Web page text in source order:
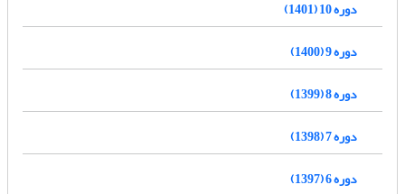
دوره 10 (1401)
دوره 9 (1400)
دوره 8 (1399)
دوره 7 (1398)
دوره 6 (1397)